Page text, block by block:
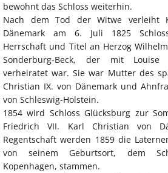
bewohnt das Schloss weiterhin.
Nach dem Tod der Witwe verleiht
Dänemark am 6. Juli 1825
Herrschaft und Titel an Herzog
Sonderburg-Beck, der mit Louise
verheiratet war. Sie war Mutter des
Christian IX. von Dänemark und
von Schleswig-Holstein.
1854 wird Schloss Glücksburg zur
Friedrich VII. Karl Christian von
Regentschaft werden 1859 die
von seinem Geburtsort, dem
Kopenhagen, stammen.